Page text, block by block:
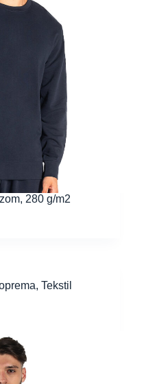
280 g/m2
, Tekstil